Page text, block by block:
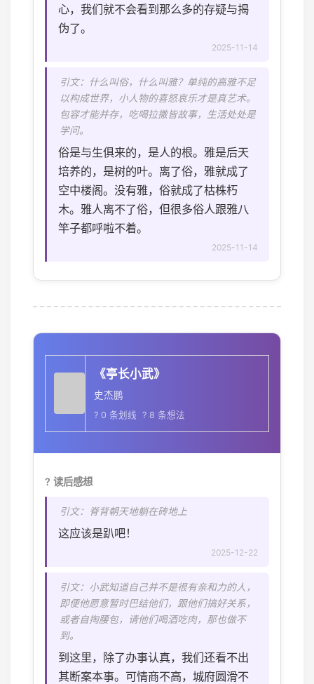
心，我们就不会看到那么多的存疑与揭
伪了。
2025-11-14
引文：什么叫俗，什么叫雅？单纯的高雅不足
以构成世界，小人物的喜怒哀乐才是真艺术。
包容才能并存，吃喝拉撒皆故事，生活处处是
学问。
俗是与生俱来的，是人的根。雅是后天
培养的，是树的叶。离了俗，雅就成了
空中楼阁。没有雅，俗就成了枯株朽
木。雅人离不了俗，但很多俗人跟雅八
竿子都呼啦不着。
2025-11-14
《亭长小武》
史杰鹏
? 0 条划线 ? 8 条想法
? 读后感想
引文：脊背朝天地躺在砖地上
这应该是趴吧！
2025-12-22
引文：小武知道自己并不是很有亲和力的人，
即便他愿意暂时巴结他们，跟他们搞好关系，
或者自掏腰包，请他们喝酒吃肉，那也做不
到。
到这里，除了办事认真，我们还看不出
其断案本事。可情商不高，城府圆滑不